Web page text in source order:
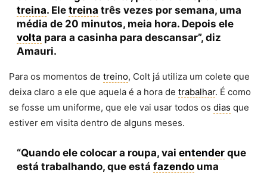
treina. Ele treina três vezes por semana, uma
média de 20 minutos, meia hora. Depois ele
volta para a casinha para descansar”, diz
Amauri.
Para os momentos de treino, Colt já utiliza um colete que
deixa claro a ele que aquela é a hora de trabalhar. É como
se fosse um uniforme, que ele vai usar todos os dias que
estiver em visita dentro de alguns meses.
“Quando ele colocar a roupa, vai entenderque
está trabalhando, que está fazendouma